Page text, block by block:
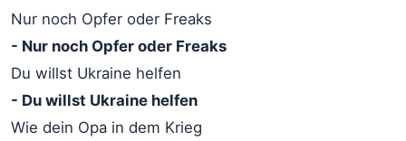
Nur noch Opfer oder Freaks
- Nur noch Opfer oder Freaks
Du willst Ukraine helfen
- Du willst Ukraine helfen
Wie dein Opa in dem Krieg